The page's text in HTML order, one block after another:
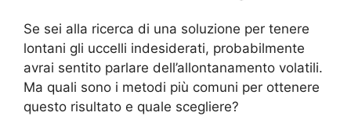
Se sei alla ricerca di una soluzione per tenere
lontani gli uccelli indesiderati, probabilmente
avrai sentito parlare dell’allontanamento volatili.
Ma quali sono i metodi più comuni per ottenere
questo risultato e quale scegliere?